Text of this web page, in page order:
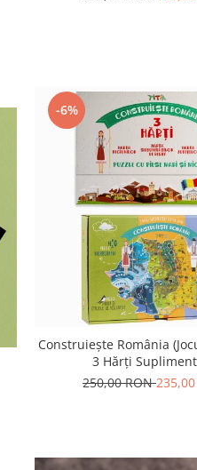
-6%
Construiește România
3 Hărți
250,00 RON